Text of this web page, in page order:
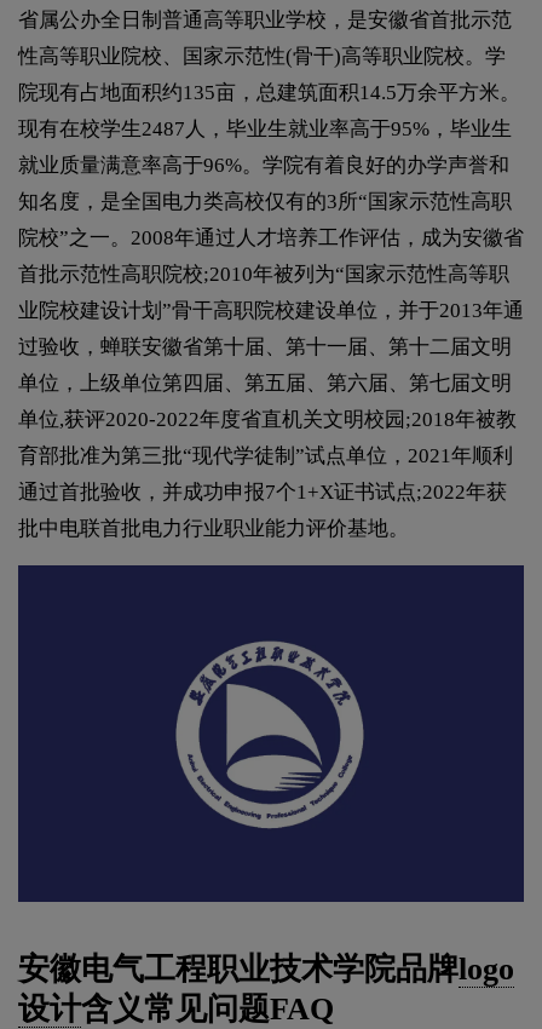
省属公办全日制普通高等职业学校，是安徽省首批示范
性高等职业院校、国家示范性(骨干)高等职业院校。学
院现有占地面积约135亩，总建筑面积14.5万余平方米。
现有在校学生2487人，毕业生就业率高于95%，毕业生
就业质量满意率高于96%。学院有着良好的办学声誉和
知名度，是全国电力类高校仅有的3所“国家示范性高职
院校”之一。2008年通过人才培养工作评估，成为安徽省
首批示范性高职院校;2010年被列为“国家示范性高等职
业院校建设计划”骨干高职院校建设单位，并于2013年通
过验收，蝉联安徽省第十届、第十一届、第十二届文明
单位，上级单位第四届、第五届、第六届、第七届文明
单位,获评2020-2022年度省直机关文明校园;2018年被教
育部批准为第三批“现代学徒制”试点单位，2021年顺利
通过首批验收，并成功申报7个1+X证书试点;2022年获
批中电联首批电力行业职业能力评价基地。
安徽电气工程职业技术学院品牌logo
设计含义常见问题FAQ